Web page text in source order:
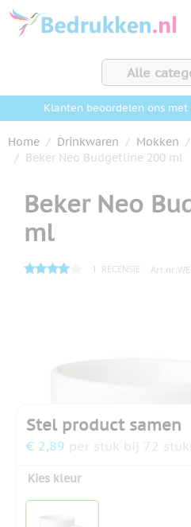
Ga naar de inhoud
Alle
Klanten beoordelen ons met
Home / Drinkwaren / Mokken /
/ Beker Neo Budgetline 200 ml
Beker Neo
ml
1 RECENSIE Art.nr.
Stel product samen
€ 2,89 per stuk bij 72
Kies kleur